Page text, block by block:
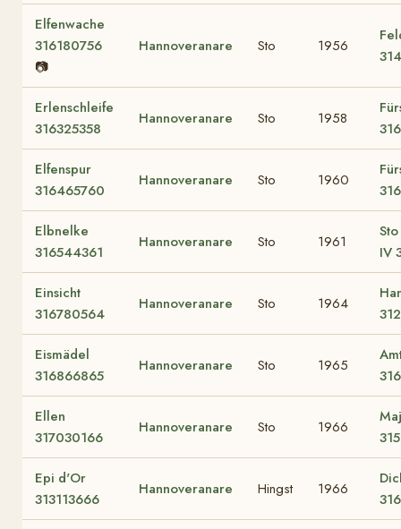
Elfenwache
316180756
📷
Hannoveranare Sto 1956
Erlenschleife
316325358
Hannoveranare Sto 1958
Elfenspur
316465760
Hannoveranare Sto 1960
Elbnelke
316544361
Hannoveranare Sto 1961
IV
Einsicht
316780564
Hannoveranare Sto 1964
Eismädel
316866865
Hannoveranare Sto 1965
Ellen
317030166
Hannoveranare Sto 1966
Epi d'Or
313113666
Hannoveranare Hingst 1966